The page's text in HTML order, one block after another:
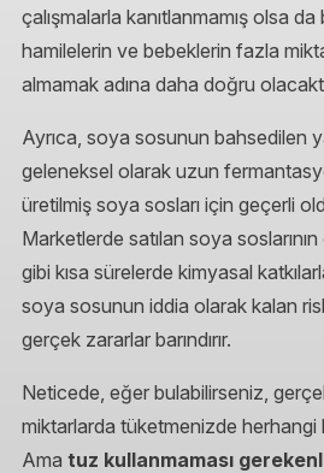
çalışmalarla kanıtlanmamış olsa
hamilelerin ve bebeklerin fazla
almamak adına daha doğru
Ayrıca, soya sosunun bahsedilen
geleneksel olarak uzun
üretilmiş soya sosları için geçerli
Marketlerde satılan soya
gibi kısa sürelerde kimyasal
soya sosunun iddia olarak kalan
gerçek zararlar barındırır.
Neticede, eğer bulabilirseniz,
miktarlarda tüketmenizde herhangi
Ama tuz kullanmaması